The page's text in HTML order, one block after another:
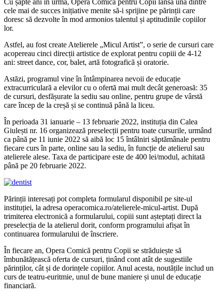
cele mai de succes inițiative menite să-i sprijine pe părinții care
doresc să dezvolte în mod armonios talentul și aptitudinile copiilor
lor.
Astfel, au fost create Atelierele „Micul Artist”, o serie de cursuri care
acopereau cinci direcții artistice de explorat pentru copiii de 4-12
ani: street dance, cor, balet, artă fotografică și oratorie.
Astăzi, programul vine în întâmpinarea nevoii de educație
extracurriculară a elevilor cu o ofertă mai mult decât generoasă: 35
de cursuri, desfășurate la sediu sau online, pentru grupe de vârstă
care încep de la creșă și se continuă până la liceu.
În perioada 31 ianuarie – 13 februarie 2022, instituția din Calea
Giulești nr. 16 organizează preselecții pentru toate cursurile, urmând
ca până pe 11 iunie 2022 să aibă loc 15 întâlniri săptămânale pentru
fiecare curs în parte, online sau la sediu, în funcție de atelierul sau
atelierele alese. Taxa de participare este de 400 lei/modul, achitată
până pe 20 februarie 2022.
Părinții interesați pot completa formularul disponibil pe site-ul
instituției, la adresa operacomica.ro/atelierele-micul-artist. După
trimiterea electronică a formularului, copiii sunt așteptați direct la
preselecția de la atelierul dorit, conform programului afișat în
continuarea formularului de înscriere.
În fiecare an, Opera Comică pentru Copii se străduiește să
îmbunătățească oferta de cursuri, ținând cont atât de sugestiile
părinților, cât și de dorințele copiilor. Anul acesta, noutățile includ un
curs de teatru-euritmie, unul de bune maniere și unul de educație
financiară.